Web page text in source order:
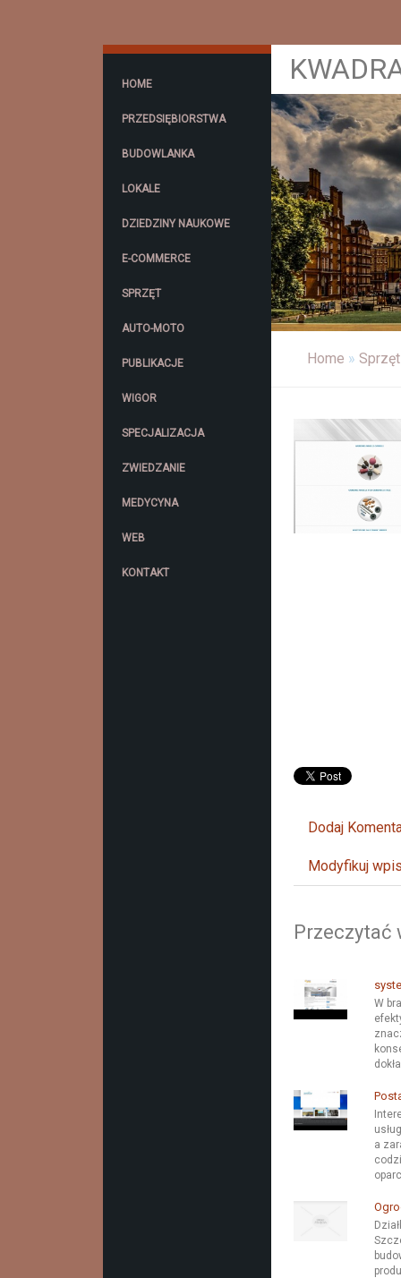
HOME
PRZEDSIĘBIORSTWA
BUDOWLANKA
LOKALE
DZIEDZINY NAUKOWE
E-COMMERCE
SPRZĘT
AUTO-MOTO
PUBLIKACJE
WIGOR
SPECJALIZACJA
ZWIEDZANIE
MEDYCYNA
WEB
KONTAKT
Home » Sprzęt
Dodaj
Modyfikuj
Przeczytać
W
a